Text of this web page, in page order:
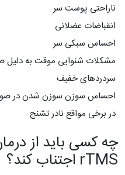
ناراحتی پوست سر
انقباضات عضلانی
احساس سبکی سر
مشکلات شنوایی موقت به دلیل
سردردهای خفیف
احساس سوزن سوزن شدن در
در برخی مواقع نادر تشنج
چه کسی باید از
rTMS اجتناب کند؟